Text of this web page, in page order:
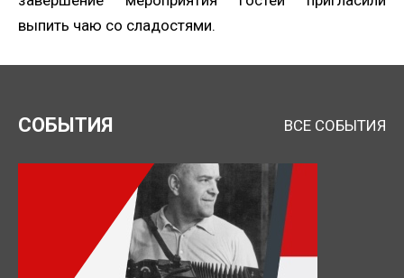
выпить чаю со сладостями.
СОБЫТИЯ ВСЕ СОБЫТИЯ